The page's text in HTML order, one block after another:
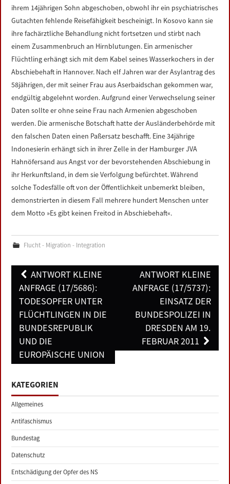
ihrem 14jährigen Sohn abgeschoben, obwohl ihr ein psychiatrisches
Gutachten fehlende Reisefähigkeit bescheinigt. In Kosovo kann sie
ihre fachärztliche Behandlung nicht fortsetzen und stirbt nach
einem Zusammenbruch an Hirnblutungen. Ein armenischer
Flüchtling erhängt sich mit dem Kabel seines Wasserkochers in der
Abschiebehaft in Hannover. Nach elf Jahren war der Asylantrag des
58jährigen, der mit seiner Frau aus Aserbaidschan gekommen war,
endgültig abgelehnt worden. Aufgrund einer Verwechselung seiner
Daten sollte er ohne seine Frau nach Armenien abgeschoben
werden. Die armenische Botschaft hatte der Ausländerbehörde mit
den falschen Daten einen Paßersatz beschafft. Eine 34jährige
Indonesierin erhängt sich in ihrer Zelle in der Hamburger JVA
Hahnöfersand aus Angst vor der bevorstehenden Abschiebung in
ihr Herkunftsland, in dem sie Verfolgung befürchtet. Während
solche Todesfälle oft von der Öffentlichkeit unbemerkt bleiben,
demonstrierten in diesem Fall mehrere hundert Menschen unter
dem Motto »Es gibt keinen Freitod in Abschiebehaft«.
Flucht - Migration - Integration
Post
navigation
ANTWORT KLEINE
ANFRAGE (17/5686):
TODESOPFER UNTER
FLÜCHTLINGEN IN DIE
BUNDESREPUBLIK
UND DIE
EUROPÄISCHE UNION
ANTWORT KLEINE
ANFRAGE (17/5737):
EINSATZ DER
BUNDESPOLIZEI IN
DRESDEN AM 19.
FEBRUAR 2011
KATEGORIEN
Allgemeines
Antifaschismus
Bundestag
Datenschutz
Entschädigung der Opfer des NS